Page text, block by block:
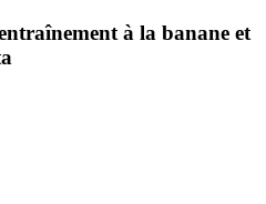
à la banane et